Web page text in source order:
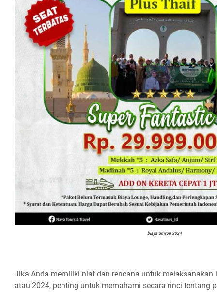
biaya umroh 2024
Jika Anda memiliki niat dan rencana untuk melaksanakan
atau 2024, penting untuk memahami secara rinci tentang